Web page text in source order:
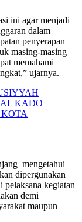
ini agar menjadi
dalam
penyerapan
masing-masing
memahami
ujarnya.
KADO
mengetahui
dipergunakan
pelaksana kegiatan
demi
maupun